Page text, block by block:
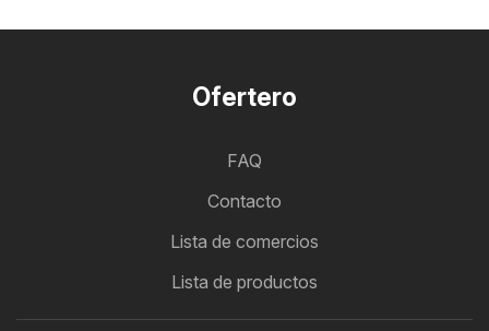
Ofertero
FAQ
Contacto
Lista de comercios
Lista de productos